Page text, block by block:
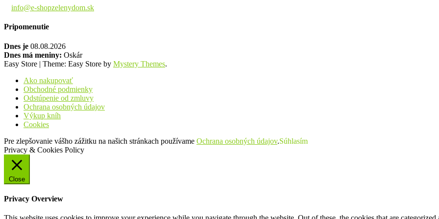
info@e-shopzelenydom.sk
Pripomenutie
Dnes je 08.08.2026
Dnes má meniny: Oskár
Easy Store | Theme: Easy Store by Mystery Themes.
Ako nakupovať
Obchodné podmienky
Odstúpenie od zmluvy
Ochrana osobných údajov
Výkup kníh
Cookies
Pre zlepšovanie vášho zážitku na našich stránkach používame Ochrana osobných údajov.Súhlasím
Privacy & Cookies Policy
Close
Privacy Overview